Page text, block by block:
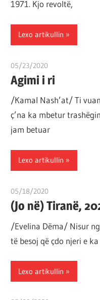
1971. Kjo revoltë,
Lexo artikullin
05/23/2020
Agimi i ri
/Kamal Nash’at/ Ti
ç’na ka mbetur
jam betuar
Lexo artikullin
05/18/2020
(Jo në) Tiranë,
/Evelina Dëma/ Nisur
të besoj që çdo njeri e
Lexo artikullin